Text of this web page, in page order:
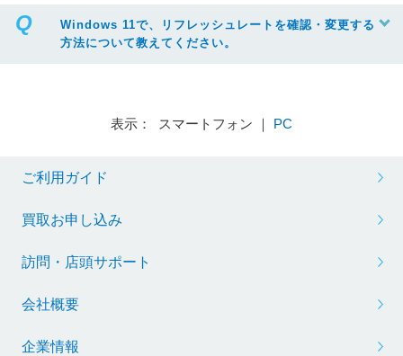
Windows 11で、リフレッシュレートを確認・変更する
方法について教えてください。
※リフレッシュレートを変更する場合は、ボックスから任意の項目をクリック
表示： スマートフォン ｜ PC
ご利用ガイド
買取お申し込み
訪問・店頭サポート
会社概要
企業情報